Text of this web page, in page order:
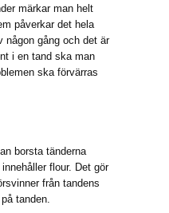
märkar man helt
påverkar det hela
någon gång och det är
i en tand ska man
ska förvärras
borsta tänderna
flour. Det gör
från tandens
tanden.